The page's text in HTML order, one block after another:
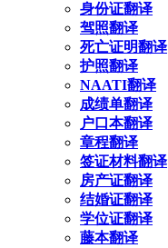
身份证翻译
驾照翻译
死亡证明翻译
护照翻译
NAATI翻译
成绩单翻译
户口本翻译
章程翻译
签证材料翻译
房产证翻译
结婚证翻译
学位证翻译
藤本翻译